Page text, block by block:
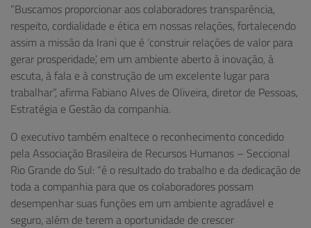
“Buscamos proporcionar aos colaboradores transparência,
respeito, cordialidade e ética em nossas relações, fortalecendo
assim a missão da Irani que é ‘construir relações de valor para
gerar prosperidade’, em um ambiente aberto à inovação, à
escuta, à fala e à construção de um excelente lugar para
trabalhar”, afirma Fabiano Alves de Oliveira, diretor de Pessoas,
Estratégia e Gestão da companhia.
O executivo também enaltece o reconhecimento concedido
pela Associação Brasileira de Recursos Humanos – Seccional
Rio Grande do Sul: “é o resultado do trabalho e da dedicação de
toda a companhia para que os colaboradores possam
desempenhar suas funções em um ambiente agradável e
seguro, além de terem a oportunidade de crescer